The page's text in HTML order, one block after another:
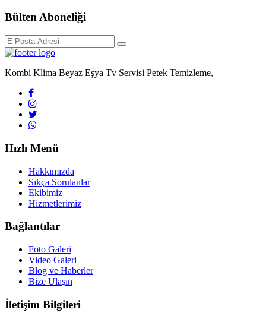
Bülten Aboneliği
Kombi Klima Beyaz Eşya Tv Servisi Petek Temizleme,
Hızlı Menü
Hakkımızda
Sıkça Sorulanlar
Ekibimiz
Hizmetlerimiz
Bağlantılar
Foto Galeri
Video Galeri
Blog ve Haberler
Bize Ulaşın
İletişim Bilgileri